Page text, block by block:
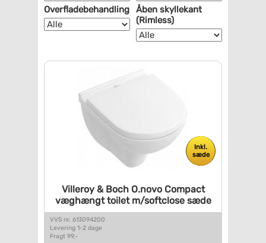
Overfladebehandling
Åben skyllekant
(Rimless)
Inkl.
sæde
Villeroy & Boch O.novo Compact
væghængt toilet m/softclosesæde
VVS nr. 613094200
Levering 1-2 dage
Fragt 99,-